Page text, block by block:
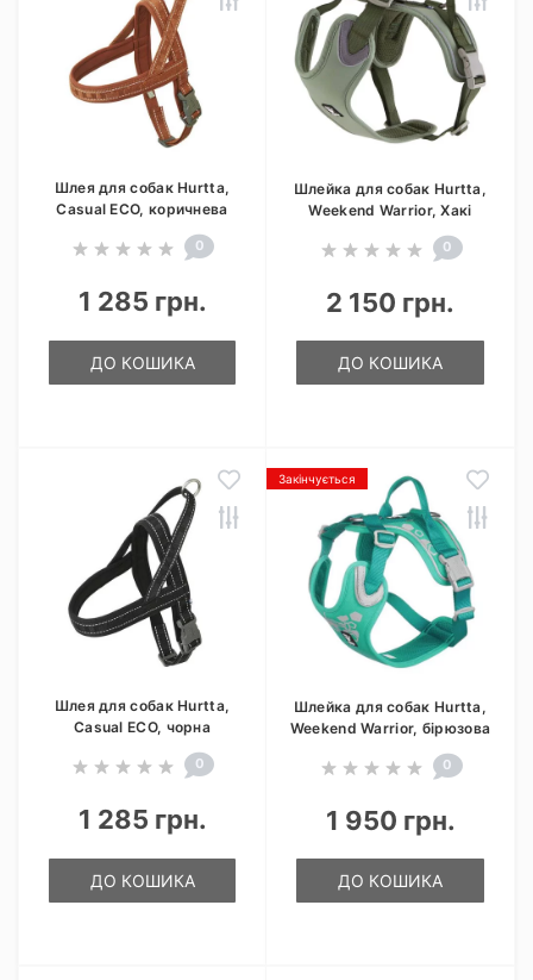
Шлея для собак Hurtta,
Casual ECO, коричнева
0
1 285 грн.
ДО КОШИКА
Шлейка для собак Hurtta,
Weekend Warrior, Хакі
0
2 150 грн.
ДО КОШИКА
Шлея для собак Hurtta,
Casual ECO, чорна
0
1 285 грн.
ДО КОШИКА
Закінчується
Шлейка для собак Hurtta,
Weekend Warrior, бірюзова
0
1 950 грн.
ДО КОШИКА